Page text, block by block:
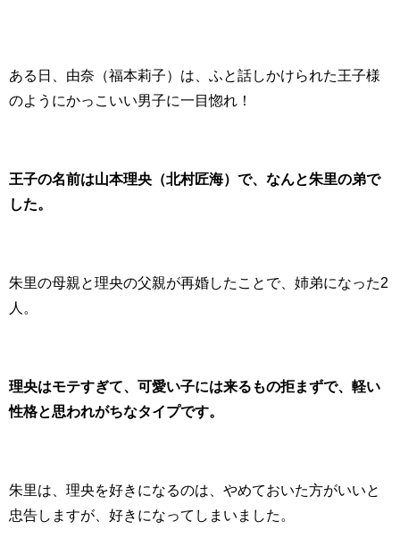
ある日、由奈（福本莉子）は、ふと話しかけられた王子様
のようにかっこいい男子に一目惚れ！
王子の名前は山本理央（北村匠海）で、なんと朱里の弟で
した。
朱里の母親と理央の父親が再婚したことで、姉弟になった2
人。
理央はモテすぎて、可愛い子には来るもの拒まずで、軽い
性格と思われがちなタイプです。
朱里は、理央を好きになるのは、やめておいた方がいいと
忠告しますが、好きになってしまいました。